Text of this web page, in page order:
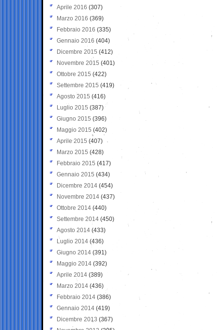
Aprile 2016 (307)
Marzo 2016 (369)
Febbraio 2016 (335)
Gennaio 2016 (404)
Dicembre 2015 (412)
Novembre 2015 (401)
Ottobre 2015 (422)
Settembre 2015 (419)
Agosto 2015 (416)
Luglio 2015 (387)
Giugno 2015 (396)
Maggio 2015 (402)
Aprile 2015 (407)
Marzo 2015 (428)
Febbraio 2015 (417)
Gennaio 2015 (434)
Dicembre 2014 (454)
Novembre 2014 (437)
Ottobre 2014 (440)
Settembre 2014 (450)
Agosto 2014 (433)
Luglio 2014 (436)
Giugno 2014 (391)
Maggio 2014 (392)
Aprile 2014 (389)
Marzo 2014 (436)
Febbraio 2014 (386)
Gennaio 2014 (419)
Dicembre 2013 (367)